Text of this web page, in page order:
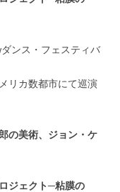
ンス・フェスティバ
リカ数都市にて巡演
の美術、ジョン・ケ
ジェクト─粘膜の